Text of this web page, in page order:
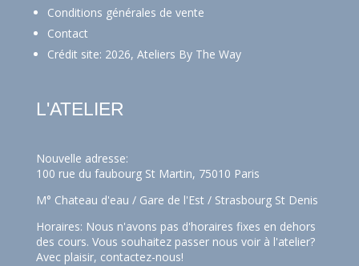
Conditions générales de vente
Contact
Crédit site: 2026, Ateliers By The Way
L'ATELIER
Nouvelle adresse:
100 rue du faubourg St Martin, 75010 Paris
M° Chateau d'eau / Gare de l'Est / Strasbourg St Denis
Horaires: Nous n'avons pas d'horaires fixes en dehors
des cours. Vous souhaitez passer nous voir à l'atelier?
Avec plaisir, contactez-nous!